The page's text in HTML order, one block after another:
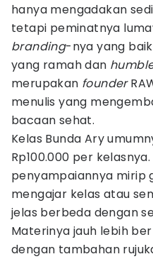
hanya mengadakan
tetapi peminatnya
branding-nya yang
yang ramah dan
merupakan founder
menulis yang
bacaan sehat.
Kelas Bunda Ary
Rp100.000 per
penyampaiannya mirip
mengajar kelas atau
jelas berbeda dengan
Materinya jauh lebih
dengan tambahan